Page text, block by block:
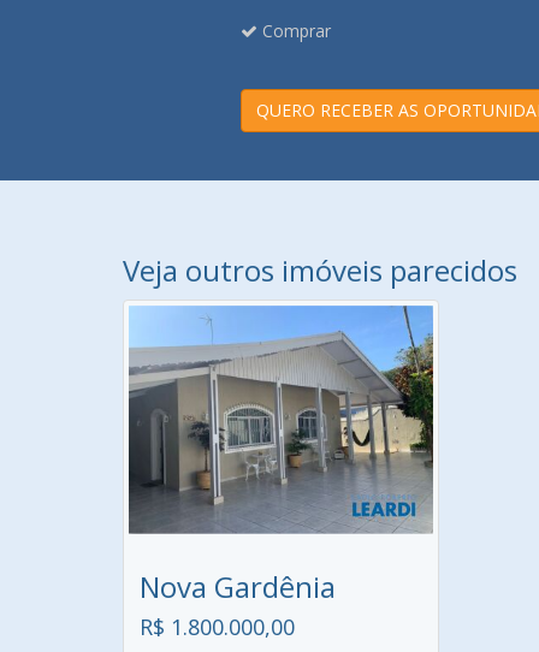
Comprar
QUERO RECEBER AS
Veja outros imóveis parecidos
Nova Gardênia
R$ 1.800.000,00